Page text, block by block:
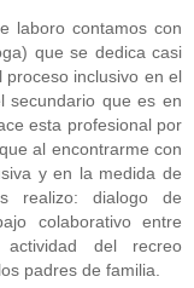
laboro contamos con
que se dedica casi
inclusivo en el
secundario que es en
esta profesional por
al encontrarme con
y en la medida de
realizo: dialogo de
colaborativo entre
del recreo
padres de familia.